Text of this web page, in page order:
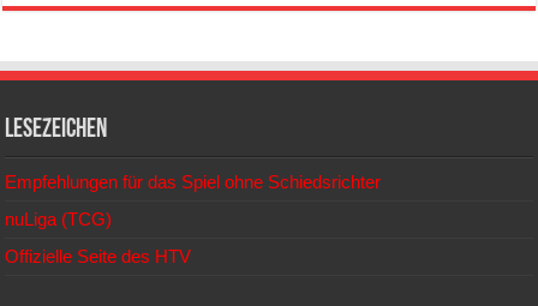
Lesezeichen
Empfehlungen für das Spiel ohne Schiedsrichter
nuLiga (TCG)
Offizielle Seite des HTV